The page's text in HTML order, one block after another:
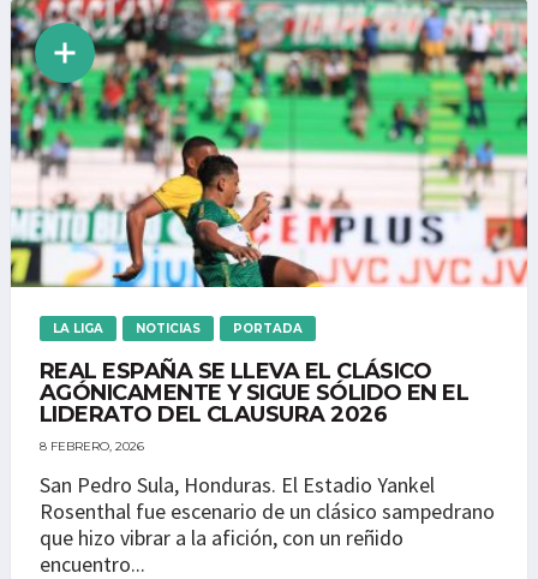
LA LIGA NOTICIAS PORTADA
REAL ESPAÑA SE LLEVA EL CLÁSICO
AGÓNICAMENTE Y SIGUE SÓLIDO EN EL
LIDERATO DEL CLAUSURA 2026
8 FEBRERO, 2026
San Pedro Sula, Honduras. El Estadio Yankel
Rosenthal fue escenario de un clásico sampedrano
que hizo vibrar a la afición, con un reñido
encuentro...